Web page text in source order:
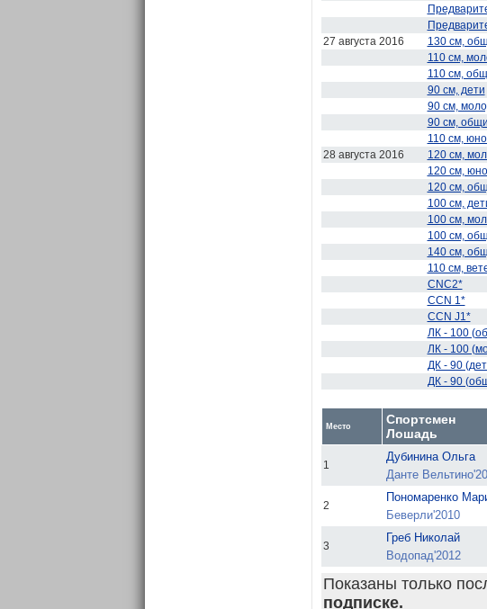
27 августа 2016
130 см,
110 см,
110 см,
90 см, дети
90 см,
90 см,
110 см,
28 августа 2016
120 см,
120 см,
120 см,
100 см,
100 см,
100 см,
140 см,
110 см,
CNC2*
CCN 1*
CCN J1*
ЛК - 100
ЛК - 100
ДК - 90
ДК - 90
Место
Спортсмен
Лошадь
1
Дубинина Ольга
Данте
2
Пономаренко
Беверли'2010
3
Греб Николай
Водопад'2012
Показаны только
подписке.